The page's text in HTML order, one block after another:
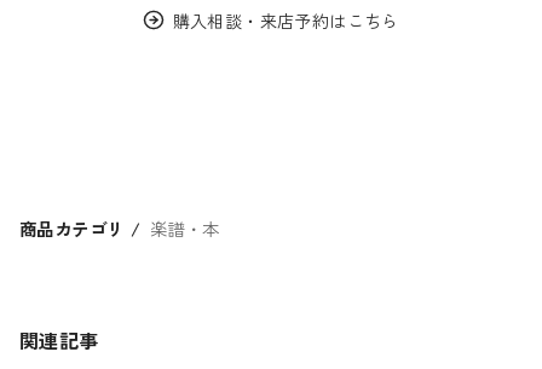
購入相談・来店予約はこちら
商品カテゴリ 楽譜・本
関連記事